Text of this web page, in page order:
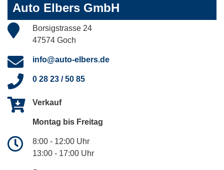
Auto Elbers GmbH
Borsigstrasse 24
47574 Goch
info@auto-elbers.de
0 28 23 / 50 85
Verkauf
Montag bis Freitag
8:00 - 12:00 Uhr
13:00 - 17:00 Uhr